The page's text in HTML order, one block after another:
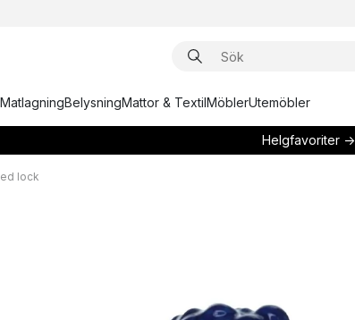
BelysningMattor & TextilMöblerUtemöbler
Helgfavoriter →
lock